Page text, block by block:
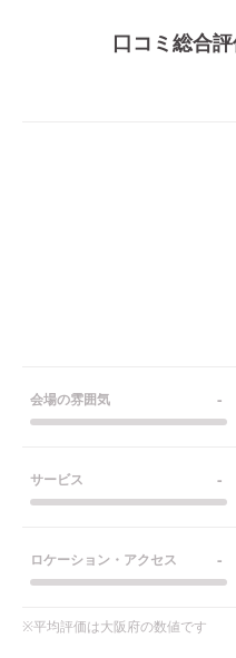
口コミ総合
会場の雰囲気 -
サービス -
ロケーション・アクセス -
※平均評価は大阪府の数値です